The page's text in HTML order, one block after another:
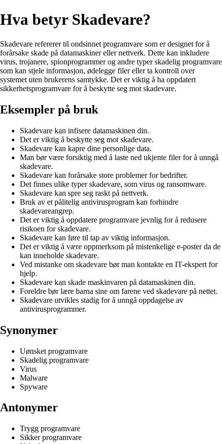
Hva betyr Skadevare?
Skadevare refererer til ondsinnet programvare som er designet for å
forårsake skade på datamaskiner eller nettverk. Dette kan inkludere
virus, trojanere, spionprogrammer og andre typer skadelig programvare
som kan stjele informasjon, ødelegge filer eller ta kontroll over
systemet uten brukerens samtykke. Det er viktig å ha oppdatert
sikkerhetsprogramvare for å beskytte seg mot skadevare.
Eksempler på bruk
Skadevare kan infisere datamaskinen din.
Det er viktig å beskytte seg mot skadevare.
Skadevare kan kapre dine personlige data.
Man bør være forsiktig med å laste ned ukjente filer for å unngå
skadevare.
Skadevare kan forårsake store problemer for bedrifter.
Det finnes ulike typer skadevare, som virus og ransomware.
Skadevare kan spre seg raskt på nettverk.
Bruk av et pålitelig antivirusprogram kan forhindre
skadevareangrep.
Det er viktig å oppdatere programvare jevnlig for å redusere
risikoen for skadevare.
Skadevare kan føre til tap av viktig informasjon.
Det er viktig å være oppmerksom på mistenkelige e-poster da de
kan inneholde skadevare.
Ved mistanke om skadevare bør man kontakte en IT-ekspert for
hjelp.
Skadevare kan skade maskinvaren på datamaskinen din.
Foreldre bør lære barna sine om farene ved skadevare på nettet.
Skadevare utvikles stadig for å unngå oppdagelse av
antivirusprogrammer.
Synonymer
Uønsket programvare
Skadelig programvare
Virus
Malware
Spyware
Antonymer
Trygg programvare
Sikker programvare